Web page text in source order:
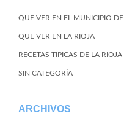
QUE VER EN EL MUNICIPIO DE
QUE VER EN LA RIOJA
RECETAS TIPICAS DE LA RIOJA
SIN CATEGORÍA
ARCHIVOS